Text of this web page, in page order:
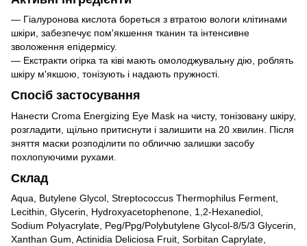
— Гіалуронова кислота бореться з втратою вологи клітинами
шкіри, забезпечує пом'якшення тканин та інтенсивне
зволоження епідермісу.
— Екстракти огірка та ківі мають омолоджувальну дію, роблять
шкіру м'якшою, тонізують і надають пружності.
Спосіб застосування
Нанести Croma Energizing Eye Mask на чисту, тонізовану шкіру,
розгладити, щільно притиснути і залишити на 20 хвилин. Після
зняття маски розподілити по обличчю залишки засобу
похлопуючими рухами.
Склад
Aqua, Butylene Glycol, Streptococcus Thermophilus Ferment,
Lecithin, Glycerin, Hydroxyacetophenone, 1,2-Hexanediol,
Sodium Polyacrylate, Peg/Ppg/Polybutylene Glycol-8/5/3 Glycerin,
Xanthan Gum, Actinidia Deliciosa Fruit, Sorbitan Caprylate,